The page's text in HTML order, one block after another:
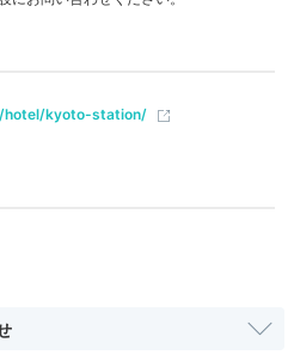
い
hotel/kyoto-station/